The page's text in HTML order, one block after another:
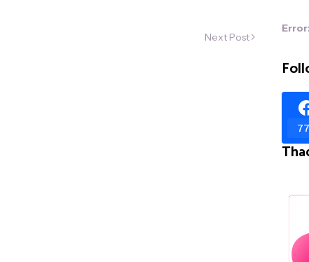
Next Post